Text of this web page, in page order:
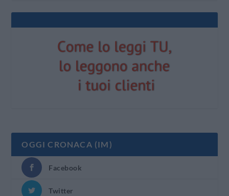
OGGI CRONACA (IM)
Facebook
Twitter